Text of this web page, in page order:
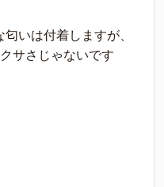
いは付着しますが、
サさじゃないです